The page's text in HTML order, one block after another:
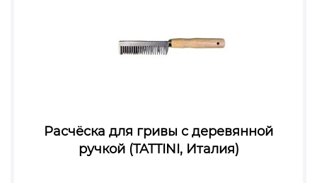
Расчёска для гривы с деревянной
ручкой (TATTINI, Италия)